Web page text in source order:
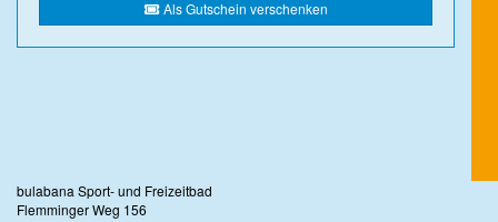
Als Gutschein verschenken
bulabana Sport- und Freizeitbad
Flemminger Weg 156